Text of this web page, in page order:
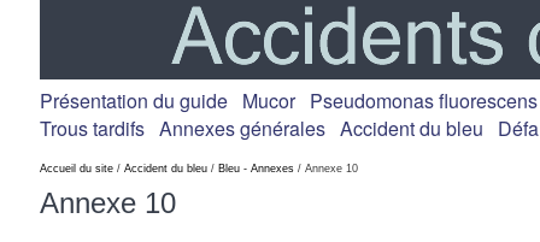
Présentation du guide Mucor Pseudomonas fluorescens
Trous tardifs Annexes générales Accident du bleu
Accueil du site / Accident du bleu / Bleu - Annexes / Annexe 10
Annexe 10